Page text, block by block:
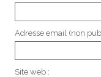
Adresse email (non
Site web :